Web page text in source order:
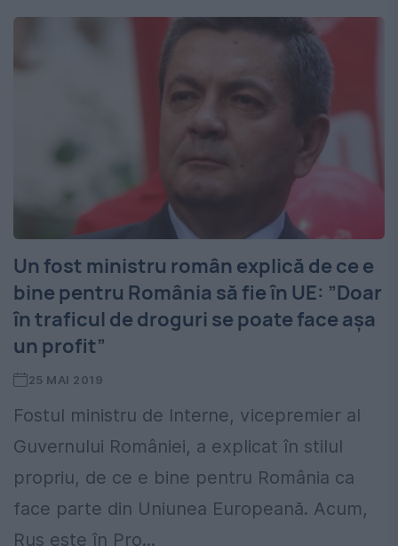
Un fost ministru român explică de ce e
bine pentru România să fie în UE: ”Doar
în traficul de droguri se poate face așa
un profit”
25 MAI 2019
Fostul ministru de Interne, vicepremier al
Guvernului României, a explicat în stilul
propriu, de ce e bine pentru România ca
face parte din Uniunea Europeană. Acum,
Rus este în Pro...